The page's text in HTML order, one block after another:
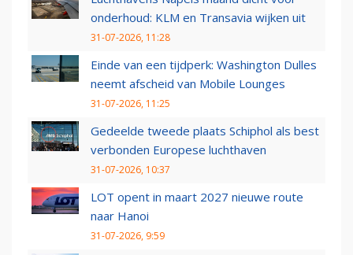
onderhoud: KLM en Transavia wijken uit
31-07-2026, 11:28
Einde van een tijdperk: Washington Dulles
neemt afscheid van Mobile Lounges
31-07-2026, 11:25
Gedeelde tweede plaats Schiphol als best
verbonden Europese luchthaven
31-07-2026, 10:37
LOT opent in maart 2027 nieuwe route
naar Hanoi
31-07-2026, 9:59